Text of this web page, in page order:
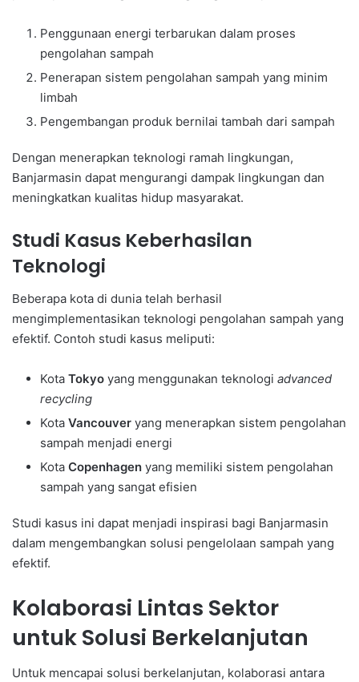
Penggunaan energi terbarukan dalam proses
pengolahan sampah
Penerapan sistem pengolahan sampah yang minim
limbah
Pengembangan produk bernilai tambah dari sampah
Dengan menerapkan teknologi ramah lingkungan,
Banjarmasin dapat mengurangi dampak lingkungan dan
meningkatkan kualitas hidup masyarakat.
Studi Kasus Keberhasilan
Teknologi
Beberapa kota di dunia telah berhasil
mengimplementasikan teknologi pengolahan sampah yang
efektif. Contoh studi kasus meliputi:
Kota Tokyo yang menggunakan teknologi advanced
recycling
Kota Vancouver yang menerapkan sistem pengolahan
sampah menjadi energi
Kota Copenhagen yang memiliki sistem pengolahan
sampah yang sangat efisien
Studi kasus ini dapat menjadi inspirasi bagi Banjarmasin
dalam mengembangkan solusi pengelolaan sampah yang
efektif.
Kolaborasi Lintas Sektor
untuk Solusi Berkelanjutan
Untuk mencapai solusi berkelanjutan, kolaborasi antara